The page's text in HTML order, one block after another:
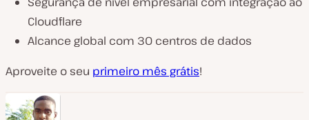
Cloudflare
Alcance global com 30 centros de dados
Aproveite o seu primeiro mês grátis!